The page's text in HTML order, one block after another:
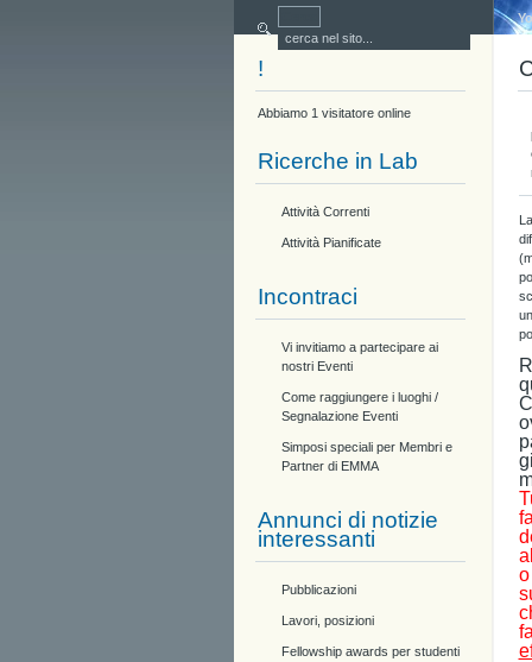
!
Abbiamo 1 visitatore online
Ricerche in Lab
Attività Correnti
Attività Pianificate
Incontraci
Vi invitiamo a partecipare ai
nostri Eventi
Come raggiungere i luoghi /
Segnalazione Eventi
Simposi speciali per Membri e
Partner di EMMA
Annunci di notizie
interessanti
Pubblicazioni
Lavori, posizioni
Fellowship awards per studenti